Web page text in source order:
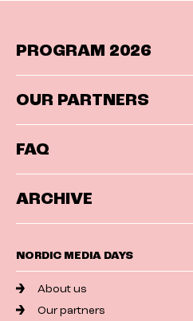
PROGRAM 2026
OUR PARTNERS
FAQ
ARCHIVE
NORDIC MEDIA DAYS
About us
Our partners